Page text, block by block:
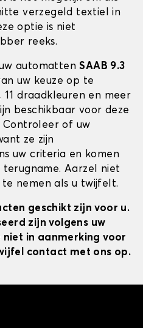
verzegeld textiel in
optie is niet
reeks.
automattenSAAB 9.3
uw keuze op te
draadkleuren en meer
beschikbaar voor deze
Controleer of uw
ze zijn
uw criteria en komen
Aarzel niet
nemen als u twijfelt.
geschikt zijn voor u.
zijn volgens uw
in aanmerking voor
contact met ons op.